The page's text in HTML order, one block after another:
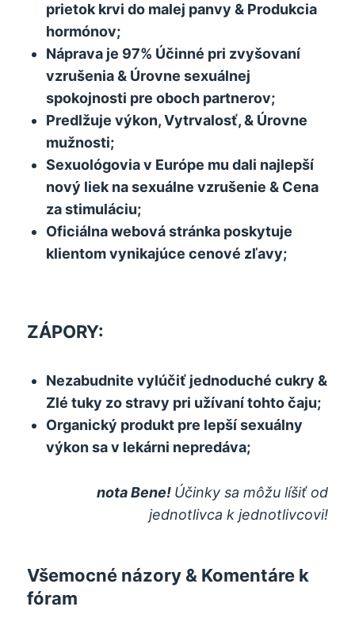
prietok krvi do malej panvy & Produkcia
hormónov;
Náprava je 97% Účinné pri zvyšovaní
vzrušenia & Úrovne sexuálnej
spokojnosti pre oboch partnerov;
Predlžuje výkon, Vytrvalosť, & Úrovne
mužnosti;
Sexuológovia v Európe mu dali najlepší
nový liek na sexuálne vzrušenie & Cena
za stimuláciu;
Oficiálna webová stránka poskytuje
klientom vynikajúce cenové zľavy;
ZÁPORY:
Nezabudnite vylúčiť jednoduché cukry &
Zlé tuky zo stravy pri užívaní tohto čaju;
Organický produkt pre lepší sexuálny
výkon sa v lekárni nepredáva;
nota Bene! Účinky sa môžu líšiť od
jednotlivca k jednotlivcovi!
Všemocné názory & Komentáre k
fóram